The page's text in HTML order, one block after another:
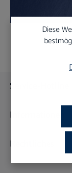
Service-Hotline
Informationen
Rechtliches
Diese